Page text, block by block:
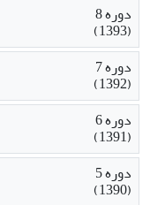
دوره 8
(1393)
دوره 7
(1392)
دوره 6
(1391)
دوره 5
(1390)